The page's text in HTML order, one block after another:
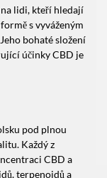
lidi, kteří hledají
s vyváženým
bohaté složení
účinky CBD je
pod plnou
Každý z
CBD a
terpenoidů a